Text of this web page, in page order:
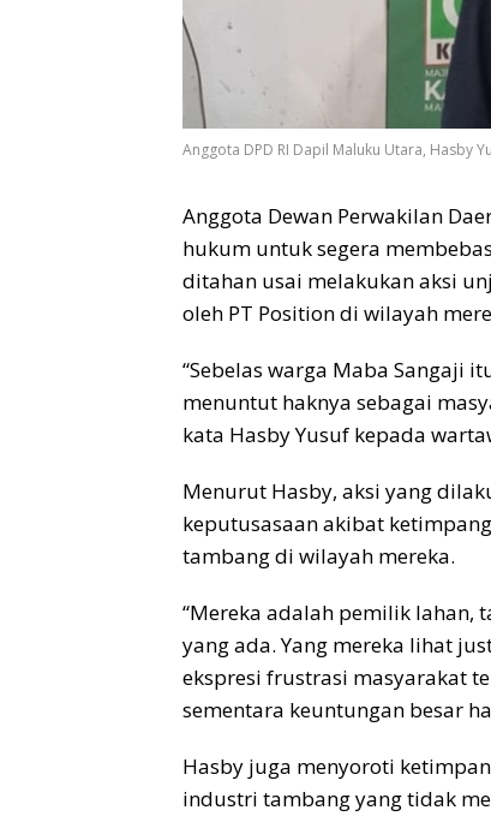
Anggota DPD RI Dapil Maluku Utara, Hasby
Anggota Dewan Perwakilan
hukum untuk segera
ditahan usai melakukan aksi
oleh PT Position di wilayah
“Sebelas warga Maba Sangaji
menuntut haknya sebagai
kata Hasby Yusuf kepada
Menurut Hasby, aksi yang
keputusasaan akibat
tambang di wilayah mereka.
“Mereka adalah pemilik
yang ada. Yang mereka lihat
ekspresi frustrasi masyarakat
sementara keuntungan besar
Hasby juga menyoroti
industri tambang yang tidak